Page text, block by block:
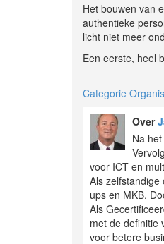
Het bouwen van
authentieke
licht niet meer
Een eerste, heel
Categorie
Over
Na
voor ICT en
Als
ups en MKB.
Als
met de definitie
voor betere